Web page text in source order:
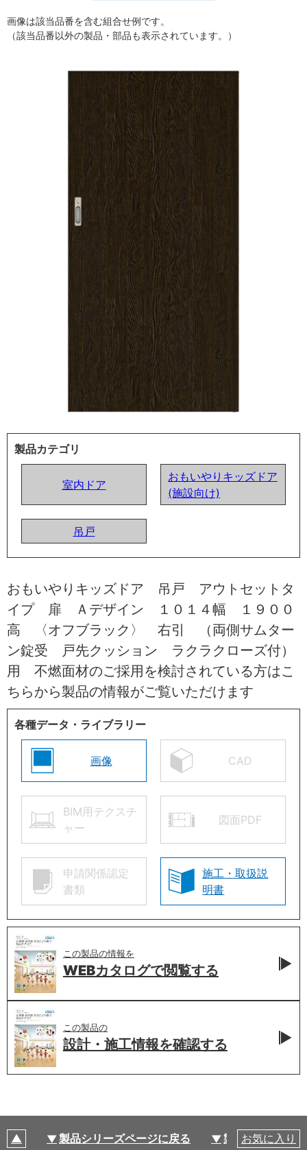
画像は該当品番を含む組合せ例です。
（該当品番以外の製品・部品も表示されています。）
製品カテゴリ
室内ドア
おもいやりキッズドア
(施設向け)
吊戸
おもいやりキッズドア 吊戸 アウトセットタ
イプ 扉 Ａデザイン １０１４幅 １９００
高 〈オフブラック〉 右引 （両側サムター
ン錠受 戸先クッション ラクラクローズ付）
用 不燃面材のご採用を検討されている方はこ
ちらから製品の情報がご覧いただけます
各種データ・ライブラリー
画像 CAD
BIM用テクスチ
ャー
図面PDF
申請関係認定
書類
施工・取扱説
明書
この製品の情報を
WEBカタログで閲覧する
この製品の
設計・施工情報を確認する
製品シリーズページに戻る 製品仕様
お気に入り